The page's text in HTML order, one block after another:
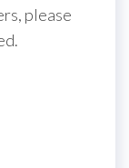
please